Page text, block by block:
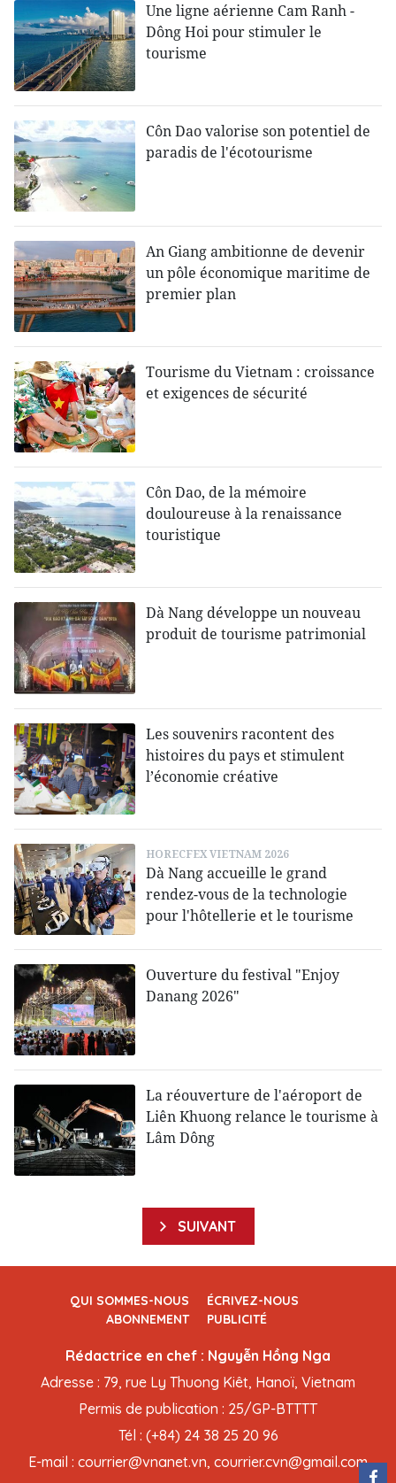
Une ligne aérienne Cam Ranh -
Dông Hoi pour stimuler le
tourisme
Côn Dao valorise son potentiel de
paradis de l'écotourisme
An Giang ambitionne de devenir
un pôle économique maritime de
premier plan
Tourisme du Vietnam : croissance
et exigences de sécurité
Côn Dao, de la mémoire
douloureuse à la renaissance
touristique
Dà Nang développe un nouveau
produit de tourisme patrimonial
Les souvenirs racontent des
histoires du pays et stimulent
l’économie créative
HORECFEX VIETNAM 2026
Dà Nang accueille le grand
rendez-vous de la technologie
pour l'hôtellerie et le tourisme
Ouverture du festival "Enjoy
Danang 2026"
La réouverture de l'aéroport de
Liên Khuong relance le tourisme à
Lâm Dông
SUIVANT
QUI SOMMES-NOUS
ÉCRIVEZ-NOUS
ABONNEMENT
PUBLICITÉ
Rédactrice en chef : Nguyễn Hồng Nga
Adresse : 79, rue Ly Thuong Kiêt, Hanoï, Vietnam
Permis de publication : 25/GP-BTTTT
Tél : (+84) 24 38 25 20 96
E-mail : courrier@vnanet.vn, courrier.cvn@gmail.com